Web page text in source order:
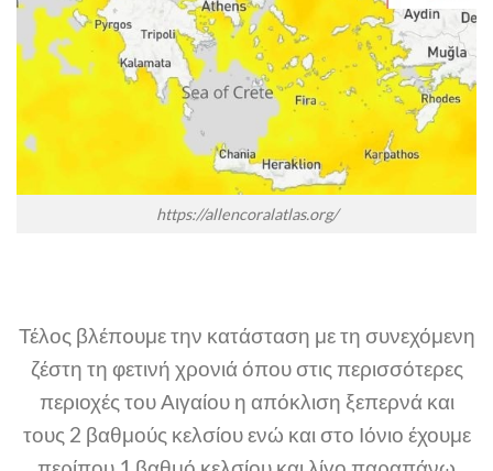
https://allencoralatlas.org/
Τέλος βλέπoυμε την κατάσταση με τη συνεχόμενη
ζέστη τη φετινή χρονιά όπου στις περισσότερες
περιοχές του Αιγαίου η απόκλιση ξεπερνά και
τους 2 βαθμούς κελσίου ενώ και στο Ιόνιο έχουμε